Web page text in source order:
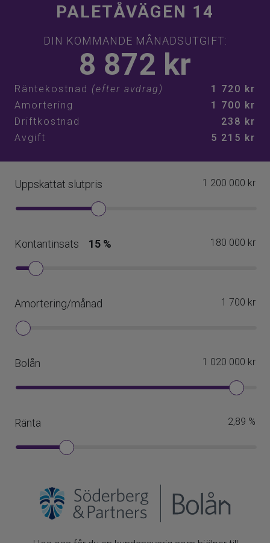
av att odla på fin kolonilott. Hemsida www.rbh6.se
2026-05-27. Spekulanter uppmanas att kontrollera dessa
uppgifter med föreningen samt kommande renoveringar
och eventuella avgiftsförändringar.
Överlåtelseavgift
1470 kr
Pantsättningsavgift
Föreningen tillåter juridisk person som köpare
Köpare